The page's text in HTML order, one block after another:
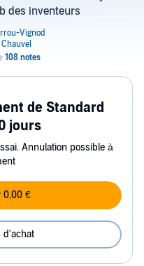
des inventeurs
de Standard
jours
Annulation possible à
0,00 €
d'achat